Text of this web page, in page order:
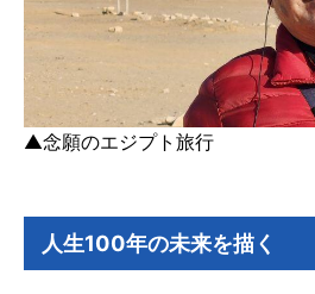
▲念願のエジプト旅行
人生100年の未来を描く